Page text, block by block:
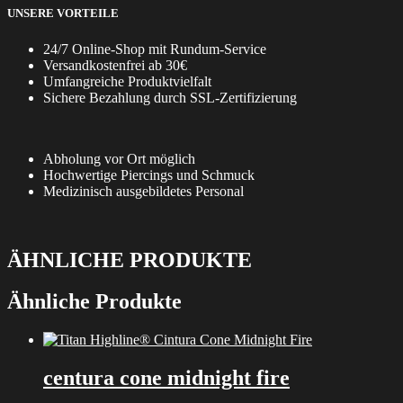
UNSERE VORTEILE
24/7 Online-Shop mit Rundum-Service
Versandkostenfrei ab 30€
Umfangreiche Produktvielfalt
Sichere Bezahlung durch SSL-Zertifizierung
Abholung vor Ort möglich
Hochwertige Piercings und Schmuck
Medizinisch ausgebildetes Personal
ÄHNLICHE PRODUKTE
Ähnliche Produkte
centura cone midnight fire